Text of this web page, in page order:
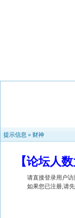
提示信息 » 财神
【论坛人
请直接登录用户
如果您已注册,请